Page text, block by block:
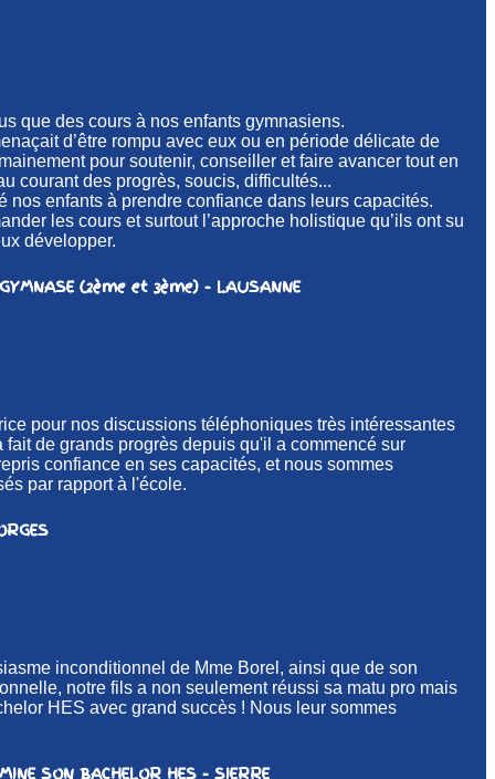
que des cours à nos enfants gymnasiens.
d’être rompu avec eux ou en période délicate de
pour soutenir, conseiller et faire avancer tout en
courant des progrès, soucis, difficultés...
nos enfants à prendre confiance dans leurs capacités.
les cours et surtout l’approche holistique qu’ils ont su
développer.
(2ème et 3ème) - LAUSANNE
pour nos discussions téléphoniques très intéressantes
de grands progrès depuis qu'il a commencé sur
confiance en ses capacités, et nous sommes
par rapport à l'école.
inconditionnel de Mme Borel, ainsi que de son
notre fils a non seulement réussi sa matu pro mais
HES avec grand succès ! Nous leur sommes
SON BACHELOR HES - SIERRE